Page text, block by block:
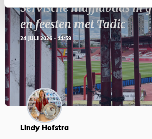
Servische maffiabaas in
en feesten met Tadic
24 JULI 2026 - 11:59
Lindy Hofstra